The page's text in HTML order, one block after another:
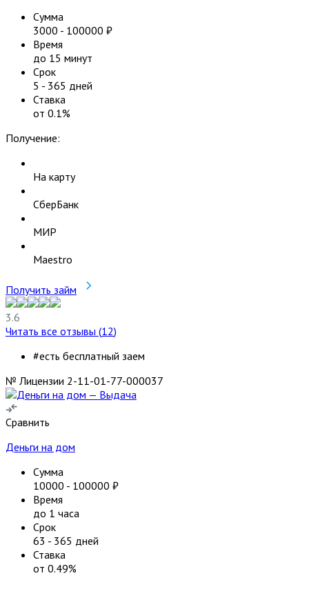
Сумма
3000 - 100000 ₽
Время
до 15 минут
Срок
5 - 365 дней
Ставка
от 0.1%
Получение:
На карту
СберБанк
МИР
Maestro
Получить займ
3.6
Читать все отзывы (12)
#есть бесплатный заем
№ Лицензии 2-11-01-77-000037
Сравнить
Деньги на дом
Сумма
10000 - 100000 ₽
Время
до 1 часа
Срок
63 - 365 дней
Ставка
от 0.49%